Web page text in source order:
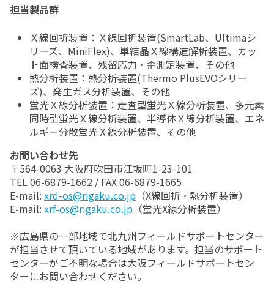
担当製品群
Ｘ線回折装置：Ｘ線回折装置(SmartLab、Ultimaシ
リーズ、MiniFlex)、単結晶Ｘ線構造解析装置、カッ
ト面検査装置、残留応力・歪測定装置、その他
熱分析装置：熱分析装置(Thermo PlusEVOシリー
ズ)、発生ガス分析装置、その他
蛍光Ｘ線分析装置：走査型蛍光Ｘ線分析装置、多元素
同時型蛍光Ｘ線分析装置、半導体Ｘ線分析装置、エネ
ルギー分散蛍光Ⅹ線分析装置、その他
お問い合わせ先
〒564-0063 大阪府吹田市江坂町1-23-101
TEL 06-6879-1662 / FAX 06-6879-1665
E-mail: xrd-os@rigaku.co.jp （X線回折・熱分析装置）
E-mail: xrf-os@rigaku.co.jp （蛍光X線分析装置）
※広島県の一部地域で北九州フィールドサポートセンター
が担当させて頂いている地域があります。担当のサポート
センターがご不明な場合は大阪フィールドサポートセン
ターにお問い合わせください。